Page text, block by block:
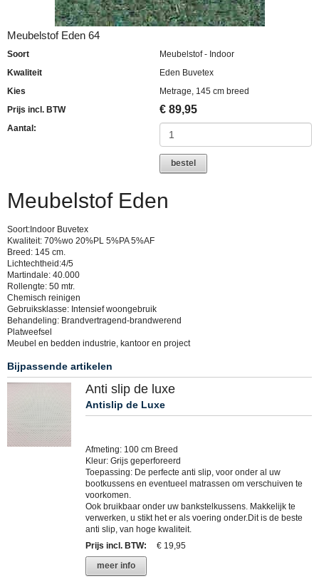
Meubelstof Eden 64
Soort
Meubelstof - Indoor
Kwaliteit
Eden Buvetex
Kies
Metrage, 145 cm breed
Prijs incl. BTW
€ 89,95
Aantal:
bestel
Meubelstof Eden
Soort:Indoor Buvetex
Kwaliteit: 70%wo 20%PL 5%PA 5%AF
Breed: 145 cm.
Lichtechtheid:4/5
Martindale: 40.000
Rollengte: 50 mtr.
Chemisch reinigen
Gebruiksklasse: Intensief woongebruik
Behandeling: Brandvertragend-brandwerend
Platweefsel
Meubel en bedden industrie, kantoor en project
Bijpassende artikelen
Anti slip de luxe
Antislip de Luxe
Afmeting: 100 cm Breed
Kleur: Grijs geperforeerd
Toepassing: De perfecte anti slip, voor onder al uw
bootkussens en eventueel matrassen om verschuiven te
voorkomen.
Ook bruikbaar onder uw bankstelkussens. Makkelijk te
verwerken, u stikt het er als voering onder.Dit is de beste
anti slip, van hoge kwaliteit.
Prijs incl. BTW:
€ 19,95
meer info